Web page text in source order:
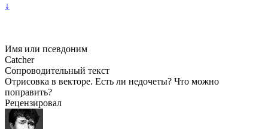
↓
Имя или псевдоним
Catcher
Сопроводительный текст
Отрисовка в векторе. Есть ли недочеты? Что можно
поправить?
Рецензировал